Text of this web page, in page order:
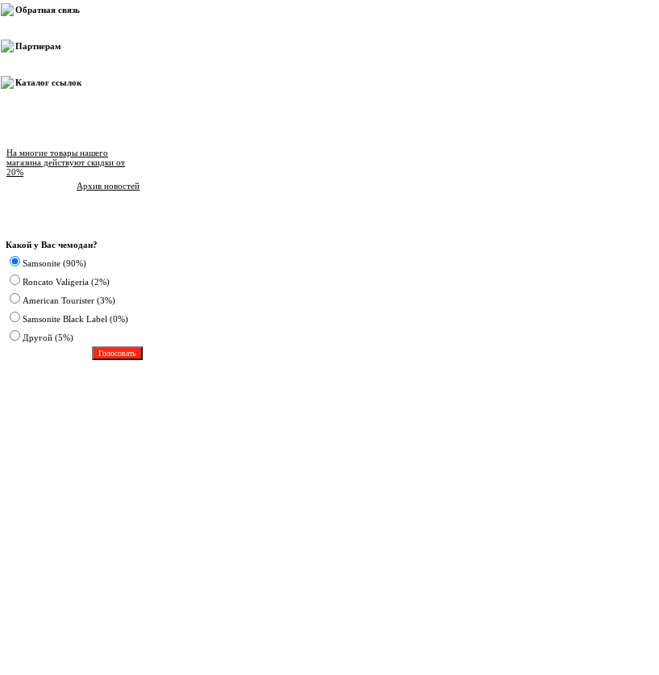
Обратная связь
Партнерам
Каталог ссылок
На многие товары нашего
магазина действуют скидки от
20%
Архив новостей
Какой у Вас чемодан?
Samsonite (90%)
Roncato Valigeria (2%)
American Tourister (3%)
Samsonite Black Label (0%)
Другoй (5%)